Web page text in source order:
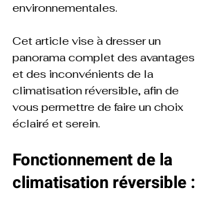
environnementales.
Cet article vise à dresser un
panorama complet des avantages
et des inconvénients de la
climatisation réversible, afin de
vous permettre de faire un choix
éclairé et serein.
Fonctionnement de la
climatisation réversible :